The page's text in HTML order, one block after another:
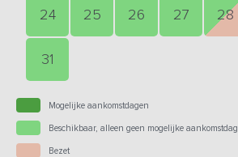
24 25 26 27 28
31
Mogelijke aankomstdagen
Beschikbaar, alleen geen mogelijke aankomstdag
Bezet